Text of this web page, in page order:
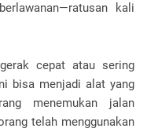
kali
cepat atau sering
bisa menjadi alat yang
menemukan jalan
telah menggunakan